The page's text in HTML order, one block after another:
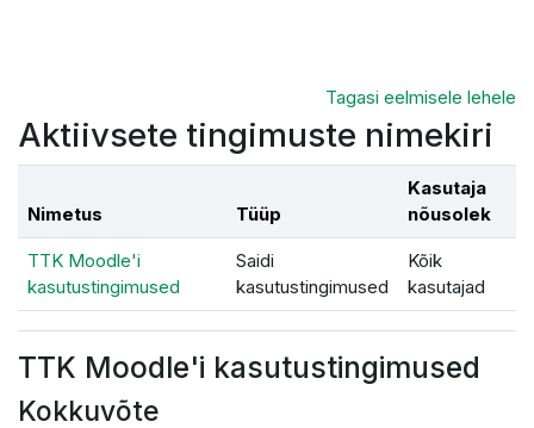
Tagasi eelmisele lehele
Aktiivsete tingimuste nimekiri
Nimetus Tüüp
Kasutaja
nõusolek
TTK Moodle'i
kasutustingimused
Saidi
kasutustingimused
Kõik
kasutajad
TTK Moodle'i kasutustingimused
Kokkuvõte